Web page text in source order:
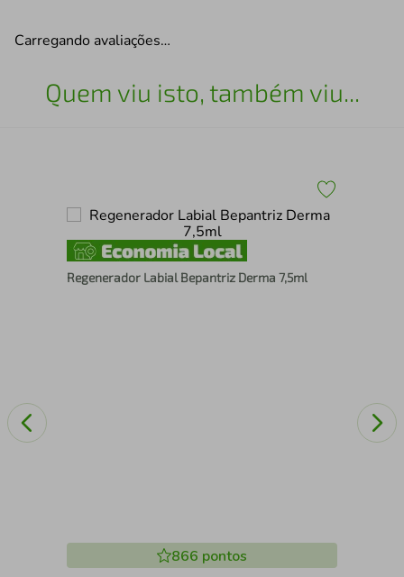
Carregando avaliações…
Quem viu isto, também viu...
Regenerador Labial Bepantriz Derma 7,5ml
866 pontos